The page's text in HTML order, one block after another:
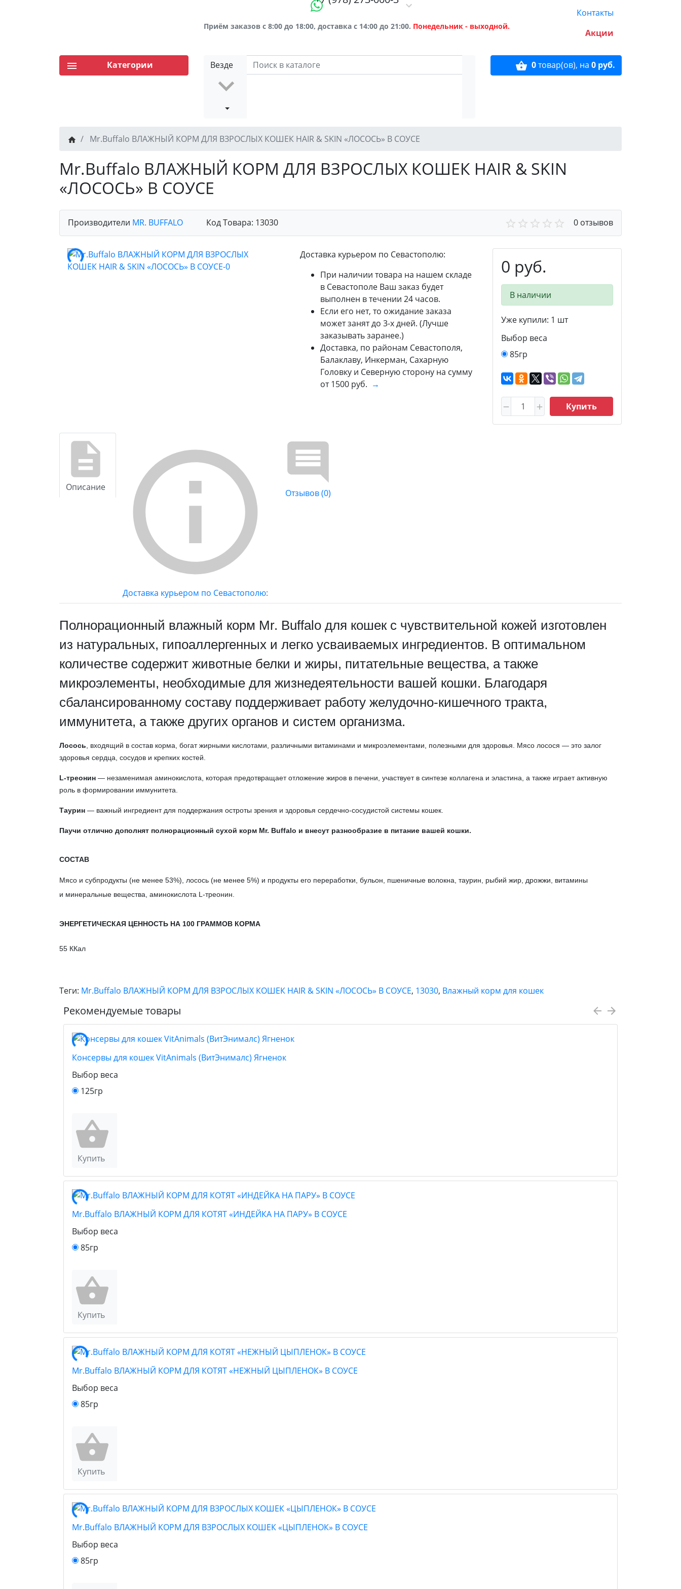
Приём заказов с 8:00 до 18:00, доставка с 14:00 до 21:00. Понедельник - выходной.
Контакты
Акции
Везде 0товар(ов), на 0 руб.
Категории
Mr.Buffalo ВЛАЖНЫЙ КОРМ ДЛЯ ВЗРОСЛЫХ КОШЕК HAIR & SKIN «ЛОСОСЬ» В СОУСЕ
Mr.Buffalo ВЛАЖНЫЙ КОРМ ДЛЯ ВЗРОСЛЫХ КОШЕК HAIR & SKIN
«ЛОСОСЬ» В СОУСЕ
Производители MR. BUFFALO Код Товара: 13030 0 отзывов
0 руб.
В наличии
Уже купили: 1 шт
Выбор веса
85гр
Купить
Доставка курьером по Севастополю:
При наличии товара на нашем складе
в Севастополе Ваш заказ будет
выполнен в течении 24 часов.
Если его нет, то ожидание заказа
может занят до 3-х дней. (Лучше
заказывать заранее.)
Доставка, по районам Севастополя,
Балаклаву, Инкерман, Сахарную
Головку и Северную сторону на сумму
от 1500 руб. →
Описание
Доставка курьером по Севастополю:
Отзывов (0)
Полнорационный влажный корм Mr. Buffalo для кошек с чувствительной кожей изготовлен
из натуральных, гипоаллергенных и легко усваиваемых ингредиентов. В оптимальном
количестве содержит животные белки и жиры, питательные вещества, а также
микроэлементы, необходимые для жизнедеятельности вашей кошки. Благодаря
сбалансированному составу поддерживает работу желудочно-кишечного тракта,
иммунитета, а также других органов и систем организма.
Лосось , входящий в состав корма, богат жирными кислотами, различными витаминами и микроэлементами, полезными для здоровья. Мясо лосося — это залог
здоровья сердца, сосудов и крепких костей.
L-треонин — незаменимая аминокислота, которая предотвращает отложение жиров в печени, участвует в синтезе коллагена и эластина, а также играет активную
роль в формировании иммунитета.
Таурин — важный ингредиент для поддержания остроты зрения и здоровья сердечно-сосудистой системы кошек.
Паучи отлично дополнят полнорационный сухой корм Mr. Buffalo и внесут разнообразие в питание вашей кошки.
СОСТАВ
Мясо и субпродукты (не менее 53%), лосось (не менее 5%) и продукты его переработки, бульон, пшеничные волокна, таурин, рыбий жир, дрожжи, витамины
и минеральные вещества, аминокислота L-треонин.
ЭНЕРГЕТИЧЕСКАЯ ЦЕННОСТЬ НА 100 ГРАММОВ КОРМА
55 ККал
Теги: Mr.Buffalo ВЛАЖНЫЙ КОРМ ДЛЯ ВЗРОСЛЫХ КОШЕК HAIR & SKIN «ЛОСОСЬ» В СОУСЕ, 13030, Влажный корм для кошек
Рекомендуемые товары
Консервы для кошек VitAnimals (ВитЭнималс) Ягненок
Выбор веса
125гр
Купить
Mr.Buffalo ВЛАЖНЫЙ КОРМ ДЛЯ КОТЯТ «ИНДЕЙКА НА ПАРУ» В СОУСЕ
Выбор веса
85гр
Купить
Mr.Buffalo ВЛАЖНЫЙ КОРМ ДЛЯ КОТЯТ «НЕЖНЫЙ ЦЫПЛЕНОК» В СОУСЕ
Выбор веса
85гр
Купить
Mr.Buffalo ВЛАЖНЫЙ КОРМ ДЛЯ ВЗРОСЛЫХ КОШЕК «ЦЫПЛЕНОК» В СОУСЕ
Выбор веса
85гр